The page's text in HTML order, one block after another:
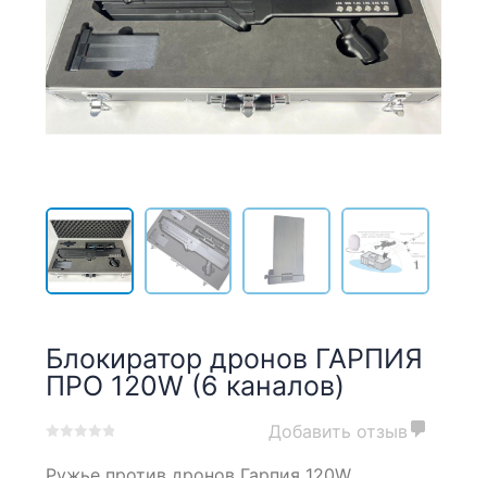
Блокиратор дронов ГАРПИЯ
ПРО 120W (6 каналов)
out
Добавить отзыв